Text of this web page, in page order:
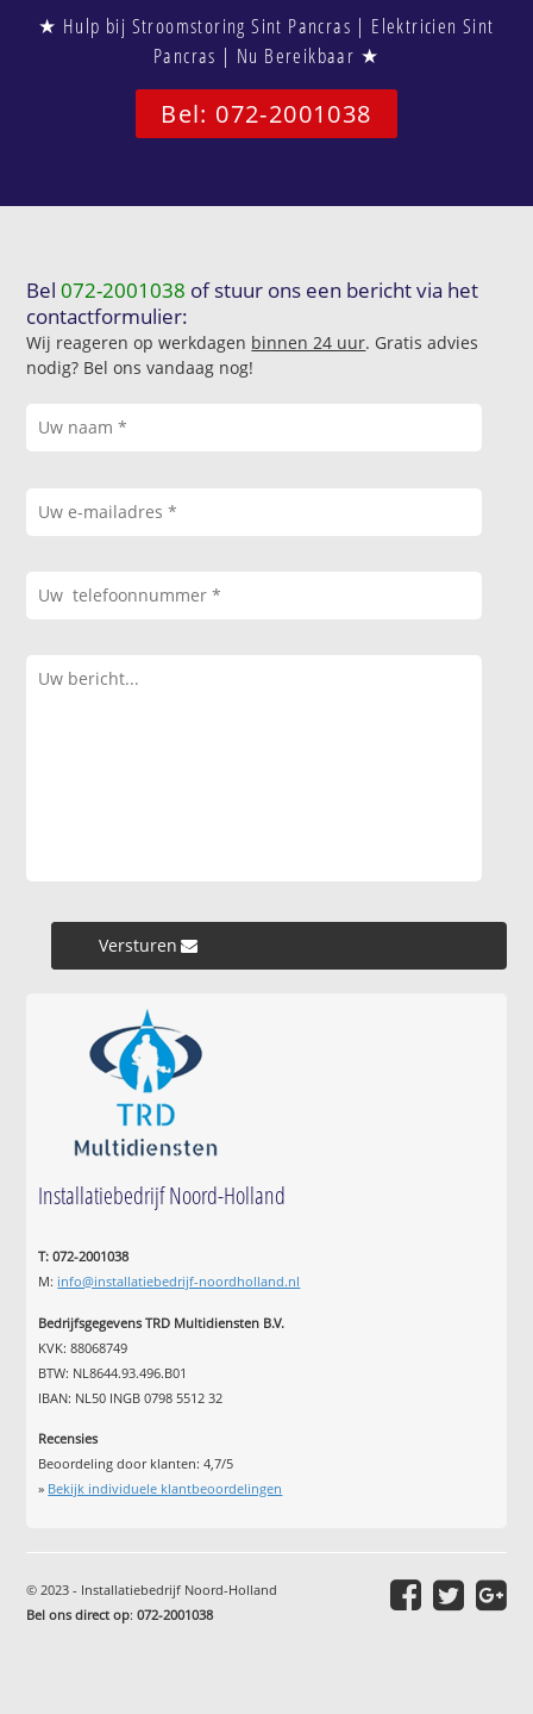
★ Hulp bij Stroomstoring Sint Pancras | Elektricien Sint
Pancras | Nu Bereikbaar ★
Bel: 072-2001038
Bel072-2001038 of stuur ons een bericht via het
contactformulier:
Wij reageren op werkdagen binnen 24 uur. Gratis advies
nodig? Bel ons vandaag nog!
Versturen »
Installatiebedrijf Noord-Holland
T: 072-2001038
M: info@installatiebedrijf-noordholland.nl
Bedrijfsgegevens TRD Multidiensten B.V.
KVK: 88068749
BTW: NL8644.93.496.B01
IBAN: NL50 INGB 0798 5512 32
Recensies
Beoordeling door klanten:4,7/5
» Bekijk individuele klantbeoordelingen
© 2023 - Installatiebedrijf Noord-Holland
Bel ons direct op:072-2001038